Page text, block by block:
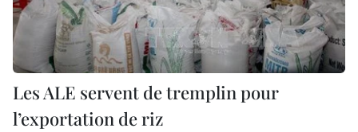
Les ALE servent de tremplin pour
l’exportation de riz